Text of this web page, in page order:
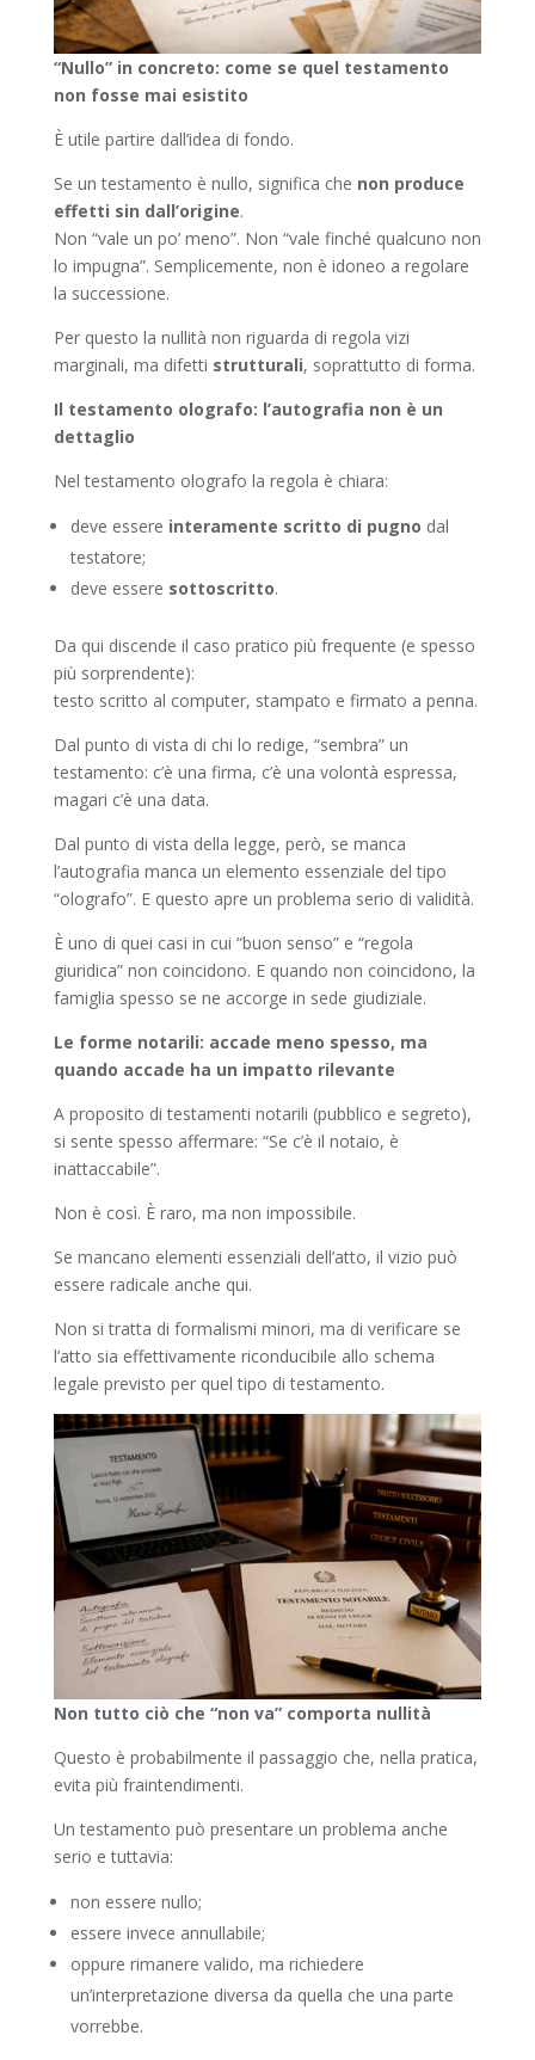
“Nullo” in concreto: come se quel testamento
non fosse mai esistito
È utile partire dall’idea di fondo.
Se un testamento è nullo, significa che non produce
effetti sin dall’origine.
Non “vale un po’ meno”. Non “vale finché qualcuno non
lo impugna”. Semplicemente, non è idoneo a regolare
la successione.
Per questo la nullità non riguarda di regola vizi
marginali, ma difetti strutturali, soprattutto di forma.
Il testamento olografo: l’autografia non è un
dettaglio
Nel testamento olografo la regola è chiara:
deve essere interamente scritto di pugno dal
testatore;
deve essere sottoscritto.
Da qui discende il caso pratico più frequente (e spesso
più sorprendente):
testo scritto al computer, stampato e firmato a penna.
Dal punto di vista di chi lo redige, “sembra” un
testamento: c’è una firma, c’è una volontà espressa,
magari c’è una data.
Dal punto di vista della legge, però, se manca
l’autografia manca un elemento essenziale del tipo
“olografo”. E questo apre un problema serio di validità.
È uno di quei casi in cui “buon senso” e “regola
giuridica” non coincidono. E quando non coincidono, la
famiglia spesso se ne accorge in sede giudiziale.
Le forme notarili: accade meno spesso, ma
quando accade ha un impatto rilevante
A proposito di testamenti notarili (pubblico e segreto),
si sente spesso affermare: “Se c’è il notaio, è
inattaccabile”.
Non è così. È raro, ma non impossibile.
Se mancano elementi essenziali dell’atto, il vizio può
essere radicale anche qui.
Non si tratta di formalismi minori, ma di verificare se
l’atto sia effettivamente riconducibile allo schema
legale previsto per quel tipo di testamento.
Non tutto ciò che “non va” comporta nullità
Questo è probabilmente il passaggio che, nella pratica,
evita più fraintendimenti.
Un testamento può presentare un problema anche
serio e tuttavia:
non essere nullo;
essere invece annullabile;
oppure rimanere valido, ma richiedere
un’interpretazione diversa da quella che una parte
vorrebbe.